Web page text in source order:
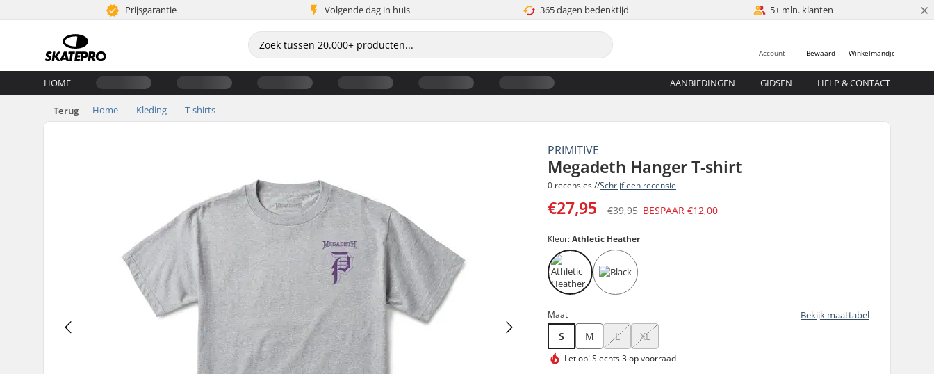
Prijsgarantie Volgende dag in huis 365 dagen bedenktijd 5+ mln. klanten ×
Winkelmandje
Bewaard
Account
HOME AANBIEDINGEN GIDSEN HELP & CONTACT
Terug Home Kleding T-shirts
PRIMITIVE
Megadeth Hanger T-shirt
0 recensies //Schrijf een recensie
€27,95 €39,95 BESPAAR€12,00
Kleur:Athletic Heather
Maat Bekijk maattabel
S M L XL
Let op!Slechts 3 op voorraad